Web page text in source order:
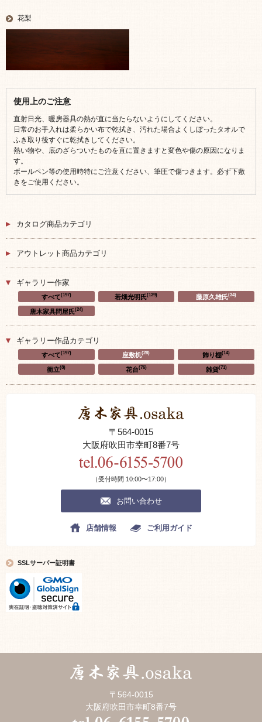
花梨
使用上のご注意
直射日光、暖房器具の熱が直に当たらないようにしてください。
日常のお手入れは柔らかい布で乾拭き、汚れた場合よくしぼったタオルで
ふき取り後すぐに乾拭きしてください。
熱い物や、底のざらついたものを直に置きますと変色や傷の原因になりま
す。
ボールペン等の使用時特にご注意ください、筆圧で傷つきます。必ず下敷
きをご使用ください。
カタログ商品カテゴリ
アウトレット商品カテゴリ
ギャラリー作家
すべて(197) 若畑光明氏(139) 藤原久雄氏(34)
唐木家具問屋氏(24)
ギャラリー作品カテゴリ
すべて(197) 座敷机(28) 飾り棚(14)
衝立(8) 花台(76) 雑貨(71)
〒564-0015
大阪府吹田市幸町8番7号
（受付時間 10:00〜17:00）
お問い合わせ
店舗情報 ご利用ガイド
SSLサーバー証明書
〒564-0015
大阪府吹田市幸町8番7号